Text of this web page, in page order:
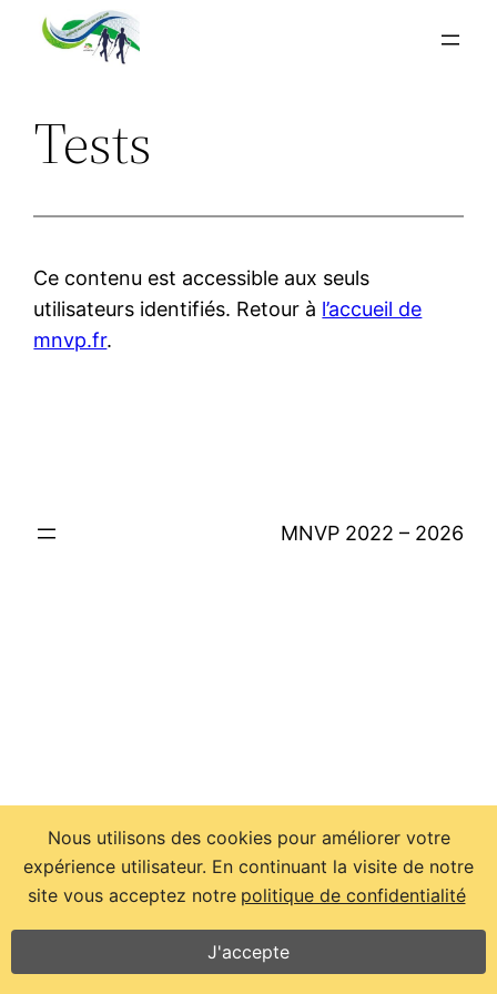
Aller
Tests
Ce contenu est accessible aux seuls
utilisateurs identifiés. Retour à l’accueil de
mnvp.fr.
MNVP 2022 – 2026
Nous utilisons des cookies pour améliorer votre
expérience utilisateur. En continuant la visite de notre
site vous acceptez notre politique de confidentialité
J'accepte